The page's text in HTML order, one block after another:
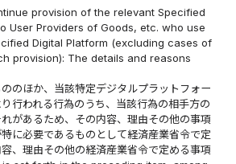
provision of the relevant Specified
User Providers of Goods, etc. who use
Digital Platform (excluding cases of
provision): The details and reasons
のほか、当該特定デジタルプラットフォー
行われる行為のうち、当該行為の相手方の
があるため、その内容、理由その他の事項
に必要であるものとして経済産業省令で定
、理由その他の経済産業省令で定める事項